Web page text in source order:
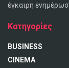
έγκαιρη
Κατηγορίες
BUSINESS
CINEMA